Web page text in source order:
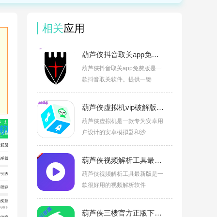
相关应用
葫芦侠抖音取关app免费版vPro 9.3.11-0
葫芦侠抖音取关app免费版是一
款抖音取关软件。提供一键
葫芦侠虚拟机vip破解版最新版v2.5.5
葫芦侠虚拟机是一款专为安卓用
户设计的安卓模拟器和沙
葫芦侠视频解析工具最新版v1.0
葫芦侠视频解析工具最新版是一
款很好用的视频解析软件
葫芦侠三楼官方正版下载安装v4.4.0.6